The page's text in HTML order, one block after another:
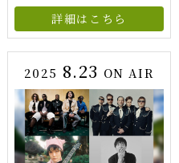
詳細はこちら
2025 8.23 ON AIR